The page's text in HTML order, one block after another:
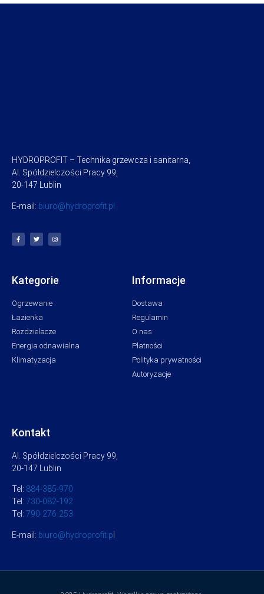
HYDROPROFIT – Technika grzewcza i sanitarna,
Al. Spółdzielczości Pracy 99,
20-147 Lublin
E-mail: biuro@hydroprofit.pl
Kategorie
Ogrzewanie
Łazienka
Rozdzielacze
Energia odnawialna
Klimatyzacja
Informacje
Dostawa
Regulamin
O nas
Płatności
Polityka prywatności
Autoryzacje
Kontakt
Al. Spółdzielczości Pracy 99,
20-147 Lublin
Tel: 884-385-970
Tel: 730-082-192
Tel: 790-276-253
E-mail: biuro@hydroprofit.p